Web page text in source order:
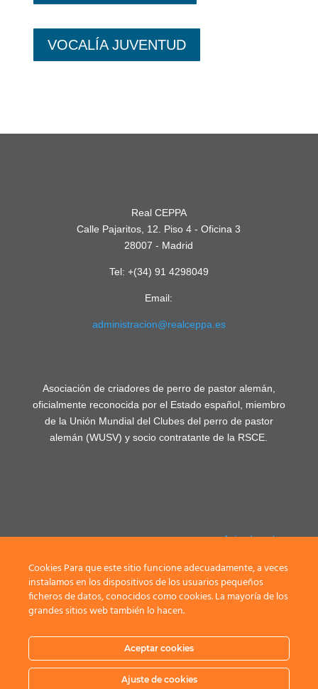
VOCALÍA JUVENTUD
Real CEPPA
Calle Pajaritos, 12. Piso 4 - Oficina 3
28007 - Madrid
Tel: +(34) 91 4298049
Email:
administracion@realceppa.es
Asociación de criadores de perro de pastor alemán,
oficialmente reconocida por el Estado español, miembro
de la Unión Mundial del Clubes del perro de pastor
alemán (WUSV) y socio contratante de la RSCE.
Aviso Legal
privacidad
Registrarse /
Cookies Para que este sitio funcione adecuadamente, a veces
instalamos en los dispositivos de los usuarios pequeños
ficheros de datos, conocidos como cookies. La mayoría de los
grandes sitios web también lo hacen.
Aceptar cookies
Ajuste de cookies